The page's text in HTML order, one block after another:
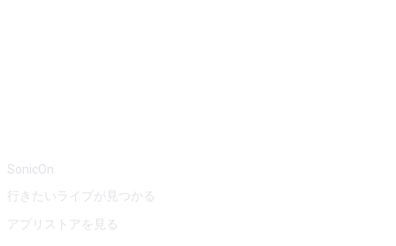
SonicOn
行きたいライブが見つかる
アプリストアを見る